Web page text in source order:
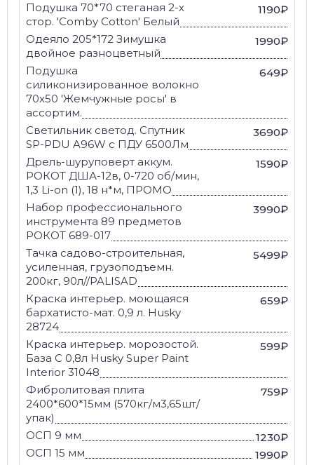
Подушка 70*70 стеганая 2-х
стор. 'Comby Cotton' Белый
1190₽
Одеяло 205*172 Зимушка
двойное разноцветный
1990₽
Подушка
силиконизированное волокно
70х50 'Жемчужные росы' в
ассортим.
649₽
Светильник светод. Спутник
SP-PDU A96W с ПДУ 6500Лм
3690₽
Дрель-шуруповерт аккум.
РОКОТ ДША-12в, 0-720 об/мин,
1,3 Li-on (1), 18 н*м, ПРОМО
1590₽
Набор профессионального
инструмента 89 предметов
РОКОТ 689-017
3990₽
Тачка садово-строительная,
усиленная, грузоподъемн.
200кг, 90л//PALISAD
5499₽
Краска интерьер. моющаяся
бархатисто-мат. 0,9 л. Husky
28724
659₽
Краска интерьер. морозостой.
База С 0,8л Husky Super Paint
Interior 31048
599₽
Фибролитовая плита
2400*600*15мм (570кг/м3,65шт/
упак)
759₽
ОСП 9 мм
1230₽
ОСП 15 мм
1990₽